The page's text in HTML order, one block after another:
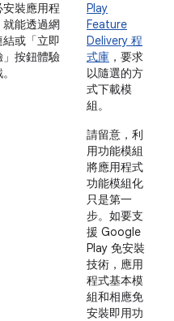
安裝應用程
就能透過網
結或「立即
」按鈕體驗
Play
Feature
Delivery 程
式庫 ，要求
以隨選的方
式下載模
組。
請留意，利
用功能模組
將應用程式
功能模組化
只是第一
步。如要支
援 Google
Play 免安裝
技術，應用
程式基本模
組和相應免
安裝即用功